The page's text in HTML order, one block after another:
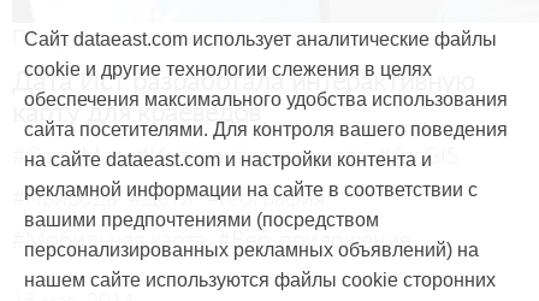
Продукты и услуги
Дата Ист разработала интерактивную
карту для краеведов
#CarryMap #Интерактивная карта #ArcGIS
#Природа #Дети #География
#Мобильная карта #Веб-приложение
Сайт dataeast.com использует аналитические файлы
cookie и другие технологии слежения в целях
обеспечения максимального удобства использования
сайта посетителями. Для контроля вашего поведения
на сайте dataeast.com и настройки контента и
рекламной информации на сайте в соответствии с
вашими предпочтениями (посредством
персонализированных рекламных объявлений) на
нашем сайте используются файлы cookie сторонних